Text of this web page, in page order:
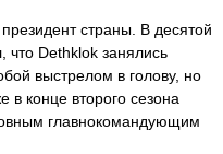
страны. В десятой
что Dethklok занялись
выстрелом в голову, но
в конце второго сезона
главнокомандующим